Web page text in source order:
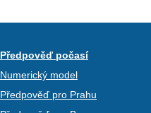
Předpověď počasí
Numerický model
Předpověď pro Prahu